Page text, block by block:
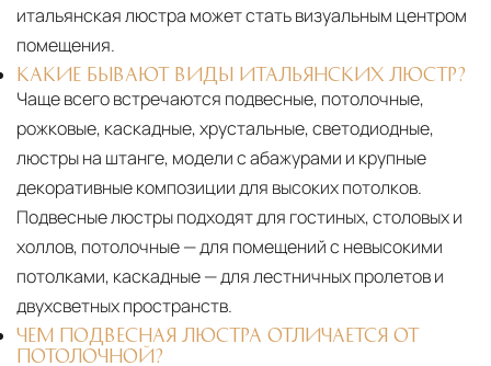
итальянская люстра может стать визуальным центром
помещения.
КАКИЕ БЫВАЮТ ВИДЫ ИТАЛЬЯНСКИХ ЛЮСТР?
Чаще всего встречаются подвесные, потолочные,
рожковые, каскадные, хрустальные, светодиодные,
люстры на штанге, модели с абажурами и крупные
декоративные композиции для высоких потолков.
Подвесные люстры подходят для гостиных, столовых и
холлов, потолочные — для помещений с невысокими
потолками, каскадные — для лестничных пролетов и
двухсветных пространств.
ЧЕМ ПОДВЕСНАЯ ЛЮСТРА ОТЛИЧАЕТСЯ ОТ
ПОТОЛОЧНОЙ?